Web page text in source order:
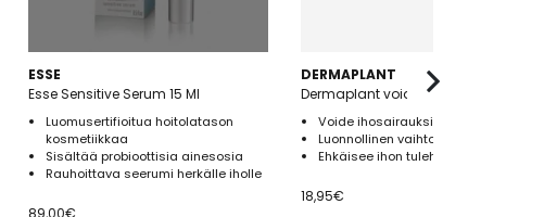
ESSE
Esse Sensitive Serum 15 Ml
Luomusertifioitua hoitolatason
kosmetiikkaa
Sisältää probioottisia ainesosia
Rauhoittava seerumi herkälle iholle
89,00€
DERMAPLANT
Dermaplant voide 25g
Voide ihosairauksien hoitoon
Luonnollinen vaihtoehto kortisonille
Ehkäisee ihon tulehdusta ja kutinaa
18,95€